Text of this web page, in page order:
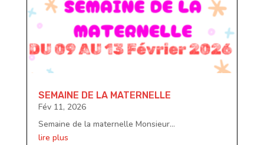
SEMAINE DE LA MATERNELLE
Fév 11, 2026
Semaine de la maternelle Monsieur...
lire plus